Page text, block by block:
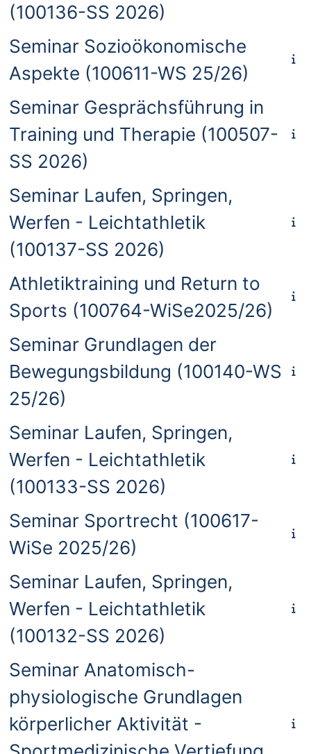
(100136-SS 2026)
Seminar Sozioökonomische
Aspekte (100611-WS 25/26)
Seminar Gesprächsführung in
Training und Therapie (100507-
SS 2026)
Seminar Laufen, Springen,
Werfen - Leichtathletik
(100137-SS 2026)
Athletiktraining und Return to
Sports (100764-WiSe2025/26)
Seminar Grundlagen der
Bewegungsbildung (100140-WS
25/26)
Seminar Laufen, Springen,
Werfen - Leichtathletik
(100133-SS 2026)
Seminar Sportrecht (100617-
WiSe 2025/26)
Seminar Laufen, Springen,
Werfen - Leichtathletik
(100132-SS 2026)
Seminar Anatomisch-
physiologische Grundlagen
körperlicher Aktivität -